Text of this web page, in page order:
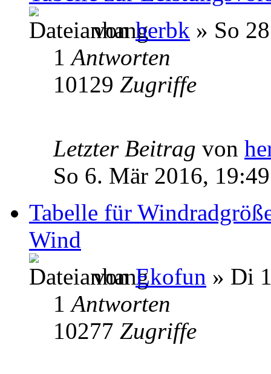
vonherbk » So
1Antworten
10129 Zugriffe
Letzter Beitrag von
So 6. Mär 2016, 19:49
Tabelle für
Wind
vonEkofun » Di
1Antworten
10277 Zugriffe